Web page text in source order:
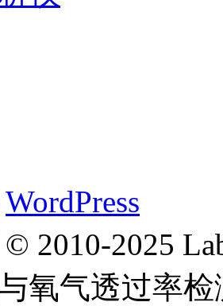
WordPress
2010-2025
氧气透过率